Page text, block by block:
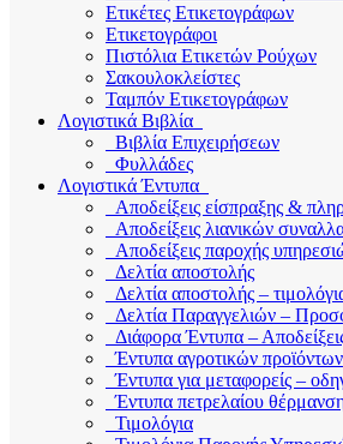
Ετικέτες Ετικετογράφων
Ετικετογράφοι
Πιστόλια Ετικετών Ρούχων
Σακουλοκλείστες
Ταμπόν Ετικετογράφων
Λογιστικά Βιβλία
Βιβλία Επιχειρήσεων
Φυλλάδες
Λογιστικά Έντυπα
Αποδείξεις είσπραξης &
Αποδείξεις λιανικών
Αποδείξεις παροχής
Δελτία αποστολής
Δελτία αποστολής –
Δελτία Παραγγελιών –
Διάφορα Έντυπα –
Έντυπα αγροτικών προϊόντων
Έντυπα για μεταφορείς –
Έντυπα πετρελαίου
Τιμολόγια